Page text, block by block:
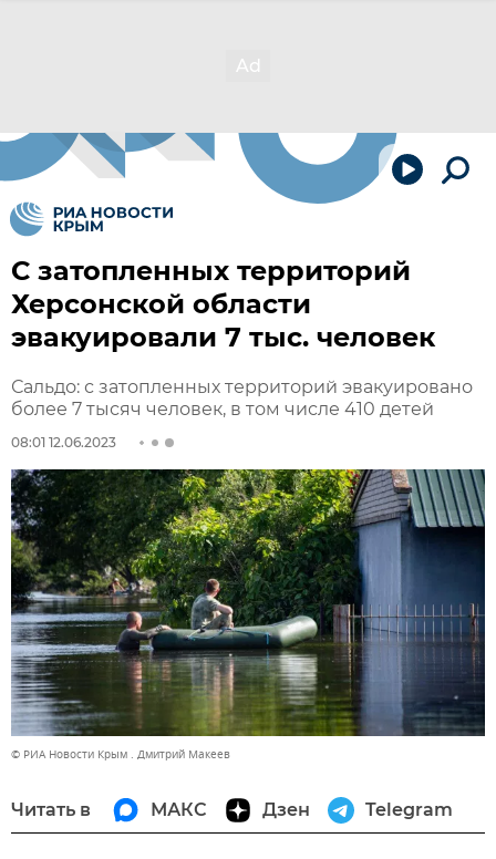
С затопленных территорий
Херсонской области
эвакуировали 7 тыс. человек
Сальдо: с затопленных территорий эвакуировано
более 7 тысяч человек, в том числе 410 детей
08:01 12.06.2023
© РИА Новости Крым . Дмитрий Макеев
Читать в МАКС Дзен Telegram